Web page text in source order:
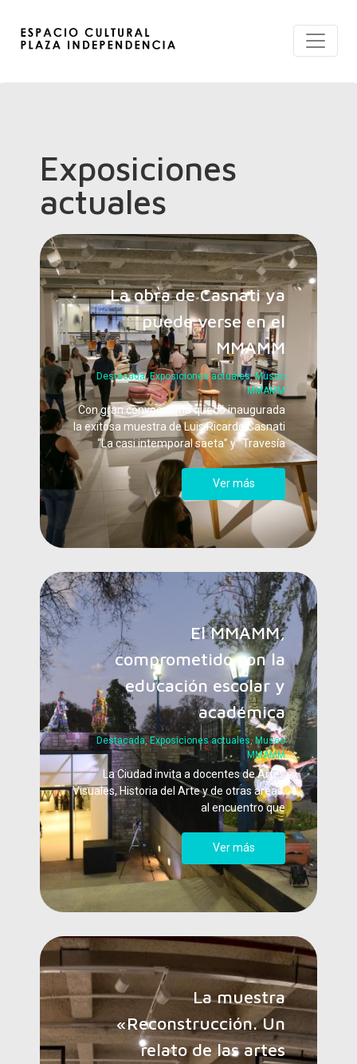
Exposiciones
actuales
La obra de Casnati ya
puede verse en el
MMAMM
Destacada,Exposiciones actuales,Museo
MMAMM
Con gran convocatoria quedó inaugurada
la exitosa muestra de Luis Ricardo Casnati
“La casi intemporal saeta” y “Travesía
Ver más
El MMAMM,
comprometido con la
educación escolar y
académica
Destacada,Exposiciones actuales,Museo
MMAMM
La Ciudad invita a docentes de Artes
Visuales, Historia del Arte y de otras áreas,
al encuentro que
Ver más
La muestra
«Reconstrucción. Un
relato de las artes